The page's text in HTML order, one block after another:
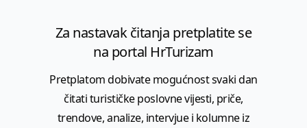
Za nastavak čitanja pretplatite se
na portal HrTurizam
Pretplatom dobivate mogućnost svaki dan
čitati turističke poslovne vijesti, priče,
trendove, analize, intervjue i kolumne iz